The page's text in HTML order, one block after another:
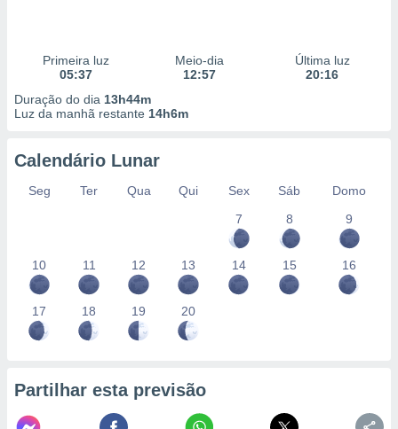
Primeira luz
05:37
Meio-dia
12:57
Última luz
20:16
Duração do dia 13h44m
Luz da manhã restante 14h6m
Calendário Lunar
Seg Ter Qua Qui Sex Sáb
Domo
7
8 9
10 11 12 13 14 15 16
17 18 19 20
Partilhar esta previsão